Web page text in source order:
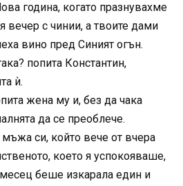
година, когато празнувахме
вечер с чинии, а твоите дами
вино пред Синият огън.
попита Константин,
ѝ.
жена му и, без да чака
да се преоблече.
си, който вече от вчера
което я успокояваше,
беше изкарала един и